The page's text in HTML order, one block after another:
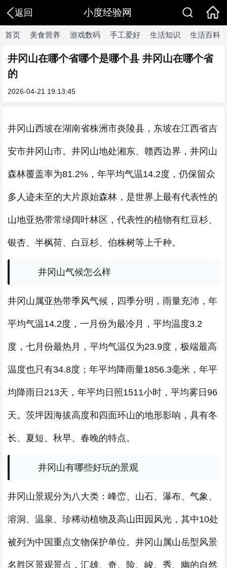
返回 小度经验网
首页 美食营养 游戏数码 手工爱好 生活知识 生活百科
井冈山在哪个省哪个是哪个县 井冈山在哪个省
的
2026-04-21 19:13:45
井冈山西坡在湖南省株洲市炎陵县，东坡在江西省吉
安市井冈山市。井冈山地处湘东、赣西边界，井冈山
森林覆盖率为81.2%，年平均气温14.2度，仍保留众
多人迹未至的大片原始森林，是世界上最有代表性的
山地亚热带常绿阔叶林区，代表性的植物有红豆杉、
银杏、半枫荷、白豆杉、伯株树等上千种。
井冈山气候怎么样
井冈山属亚热带季风气候，四季分明，雨量充沛，年
平均气温14.2度，一月份为最冷月，平均温度3.2
度，七月份最热月，平均气温仅为23.9度，极端最高
温度也只有34.8度；年平均降雨量1856.3毫米，年平
均降雨日213天，年平均日照1511小时，平均雾日96
天。茨坪因海拔高度和四面环山的地形影响，具有冬
长、夏短、秋早、春晚的特点。
井冈山有哪些好玩的景观
井冈山景观分为八大类：峰峦、山石、瀑布、气象、
溶洞、温泉、珍稀动植物及高山田园风光，其中10处
被列为中国重点文物保护单位。井冈山属山岳型风景
名胜区景观景点，汇雄、奇、险、峻、秀、幽的自然